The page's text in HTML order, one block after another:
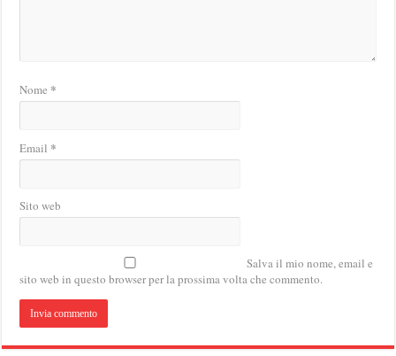
Nome *
Email *
Sito web
Salva il mio nome, email e
sito web in questo browser per la prossima volta che commento.